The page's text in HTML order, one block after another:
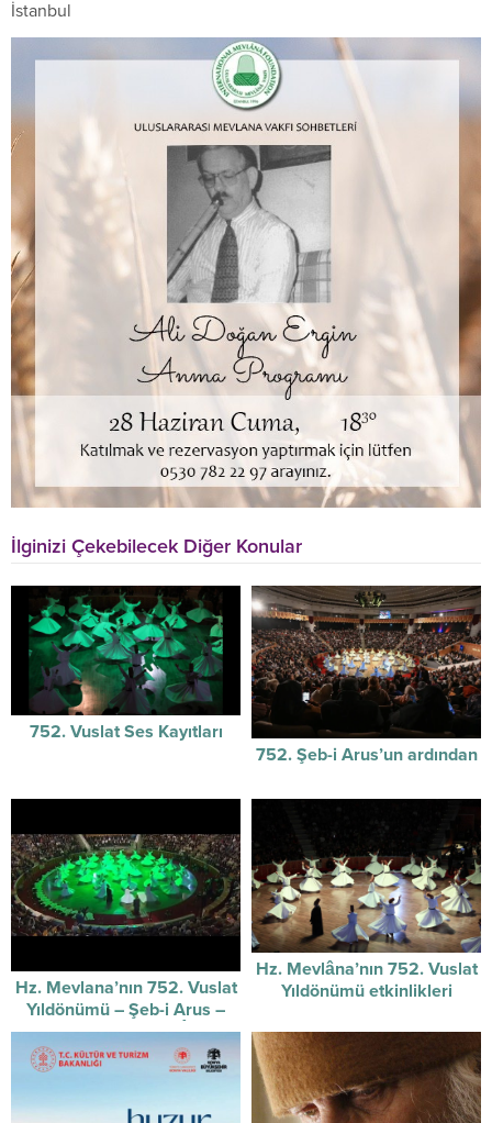
İstanbul
İlginizi Çekebilecek Diğer Konular
752. Vuslat Ses Kayıtları
752. Şeb-i Arus’un ardından
Hz. Mevlana’nın 752. Vuslat
Yıldönümü – Şeb-i Arus –
Sûzidilârâ Mevlevî Âyin-i
Şerif’i
Hz. Mevlâna’nın 752. Vuslat
Yıldönümü etkinlikleri